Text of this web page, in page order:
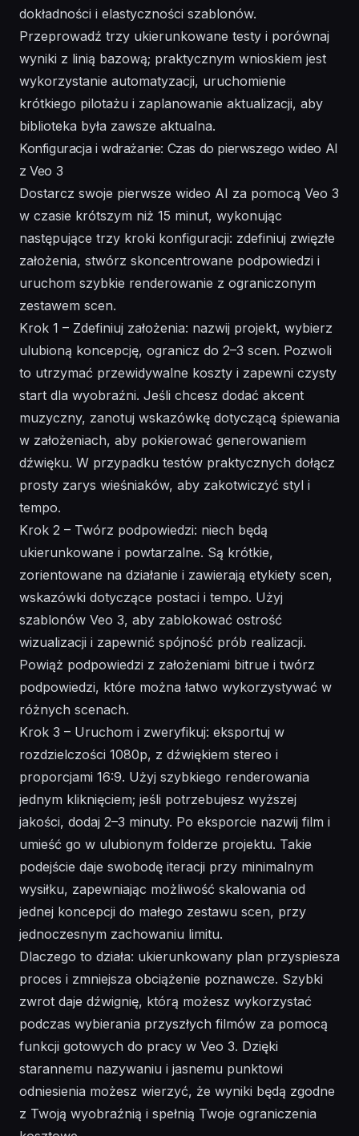
dokładności i elastyczności szablonów.
Przeprowadź trzy ukierunkowane testy i porównaj
wyniki z linią bazową; praktycznym wnioskiem jest
wykorzystanie automatyzacji, uruchomienie
krótkiego pilotażu i zaplanowanie aktualizacji, aby
biblioteka była zawsze aktualna.
Konfiguracja i wdrażanie: Czas do pierwszego wideo AI
z Veo 3
Dostarcz swoje pierwsze wideo AI za pomocą Veo 3
w czasie krótszym niż 15 minut, wykonując
następujące trzy kroki konfiguracji: zdefiniuj zwięzłe
założenia, stwórz skoncentrowane podpowiedzi i
uruchom szybkie renderowanie z ograniczonym
zestawem scen.
Krok 1 – Zdefiniuj założenia: nazwij projekt, wybierz
ulubioną koncepcję, ogranicz do 2–3 scen. Pozwoli
to utrzymać przewidywalne koszty i zapewni czysty
start dla wyobraźni. Jeśli chcesz dodać akcent
muzyczny, zanotuj wskazówkę dotyczącą śpiewania
w założeniach, aby pokierować generowaniem
dźwięku. W przypadku testów praktycznych dołącz
prosty zarys wieśniaków, aby zakotwiczyć styl i
tempo.
Krok 2 – Twórz podpowiedzi: niech będą
ukierunkowane i powtarzalne. Są krótkie,
zorientowane na działanie i zawierają etykiety scen,
wskazówki dotyczące postaci i tempo. Użyj
szablonów Veo 3, aby zablokować ostrość
wizualizacji i zapewnić spójność prób realizacji.
Powiąż podpowiedzi z założeniami bitrue i twórz
podpowiedzi, które można łatwo wykorzystywać w
różnych scenach.
Krok 3 – Uruchom i zweryfikuj: eksportuj w
rozdzielczości 1080p, z dźwiękiem stereo i
proporcjami 16:9. Użyj szybkiego renderowania
jednym kliknięciem; jeśli potrzebujesz wyższej
jakości, dodaj 2–3 minuty. Po eksporcie nazwij film i
umieść go w ulubionym folderze projektu. Takie
podejście daje swobodę iteracji przy minimalnym
wysiłku, zapewniając możliwość skalowania od
jednej koncepcji do małego zestawu scen, przy
jednoczesnym zachowaniu limitu.
Dlaczego to działa: ukierunkowany plan przyspiesza
proces i zmniejsza obciążenie poznawcze. Szybki
zwrot daje dźwignię, którą możesz wykorzystać
podczas wybierania przyszłych filmów za pomocą
funkcji gotowych do pracy w Veo 3. Dzięki
starannemu nazywaniu i jasnemu punktowi
odniesienia możesz wierzyć, że wyniki będą zgodne
z Twoją wyobraźnią i spełnią Twoje ograniczenia